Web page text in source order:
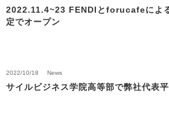
2022.11.4~23 FENDIとforucafeによ
定でオープン